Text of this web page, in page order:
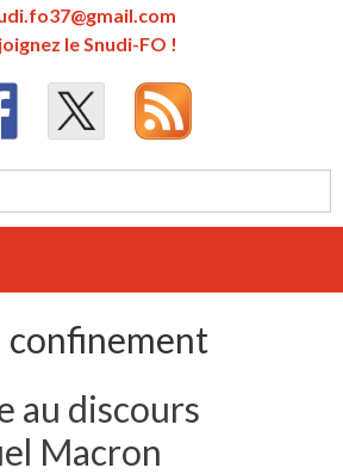
le Snudi-FO !
confinement
au discours
Macron